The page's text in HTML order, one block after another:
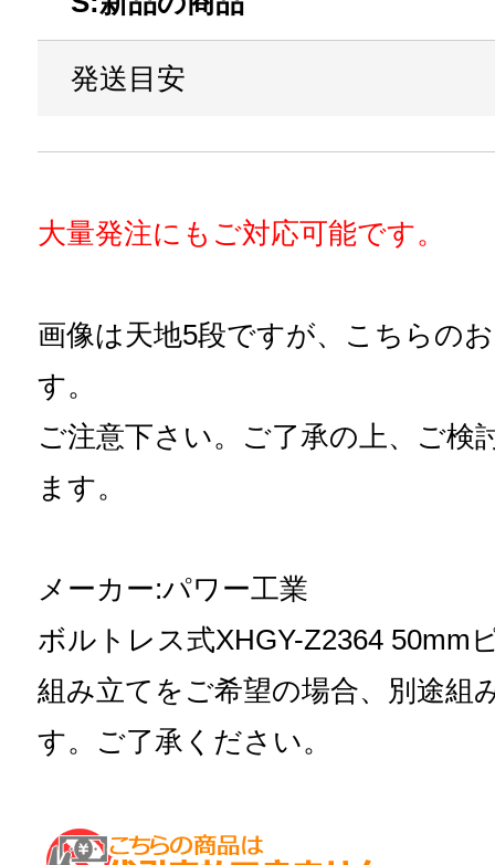
発送目安
大量発注にもご対応可能です。
画像は天地5段ですが、こちらの
す。
ご注意下さい。ご了承の上、ご検
ます。
メーカー:パワー工業
ボルトレス式XHGY-Z2364 50mm
組み立てをご希望の場合、別途組
す。ご了承ください。